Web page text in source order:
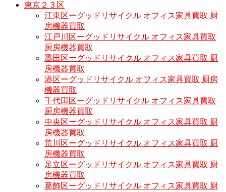
東京２３区
江東区ーグッドリサイクル オフィス家具買取 厨
房機器買取
江戸川区ーグッドリサイクル オフィス家具買取
厨房機器買取
墨田区ーグッドリサイクル オフィス家具買取 厨
房機器買取
港区ーグッドリサイクル オフィス家具買取 厨房
機器買取
千代田区ーグッドリサイクル オフィス家具買取
厨房機器買取
中央区ーグッドリサイクル オフィス家具買取 厨
房機器買取
荒川区ーグッドリサイクル オフィス家具買取 厨
房機器買取
足立区ーグッドリサイクル オフィス家具買取 厨
房機器買取
葛飾区ーグッドリサイクル オフィス家具買取 厨